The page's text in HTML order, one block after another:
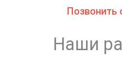
Позвонить
Наши